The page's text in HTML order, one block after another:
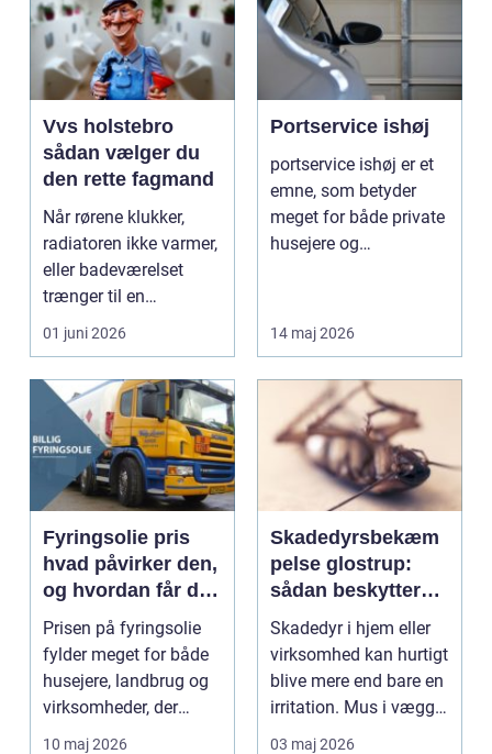
Vvs holstebro
sådan vælger du
den rette fagmand
Når rørene klukker,
radiatoren ikke varmer,
eller badeværelset
trænger til en
gennemgribende
renover...
01 juni 2026
Portservice ishøj
portservice ishøj er et
emne, som betyder
meget for både private
husejere og
14 maj 2026
Fyringsolie pris
hvad påvirker den,
og hvordan får du
mest for pengene?
Prisen på fyringsolie
fylder meget for både
husejere, landbrug og
virksomheder, der
opvarmer med oli...
10 maj 2026
Skadedyrsbekæm
pelse glostrup:
sådan beskytter
du hjem og
virksomhed
Skadedyr i hjem eller
virksomhed kan hurtigt
blive mere end bare en
irritation. Mus i vægge,
myrer i...
03 maj 2026